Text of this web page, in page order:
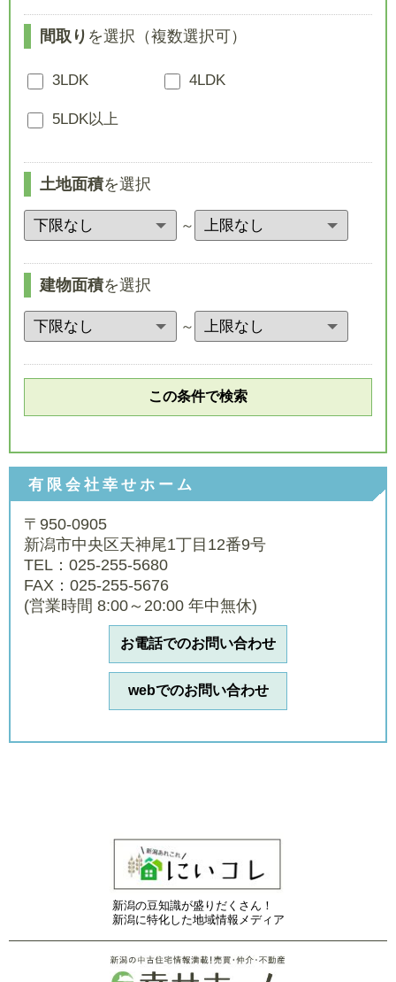
間取り を選択（複数選択可）
3LDK 4LDK
5LDK以上
土地面積を選択
～
建物面積を選択
～
有限会社幸せホーム
〒950-0905
新潟市中央区天神尾1丁目12番9号
TEL：025-255-5680
FAX：025-255-5676
(営業時間 8:00～20:00 年中無休)
お電話でのお問い合わせ
webでのお問い合わせ
新潟の豆知識が盛りだくさん！
新潟に特化した地域情報メディア